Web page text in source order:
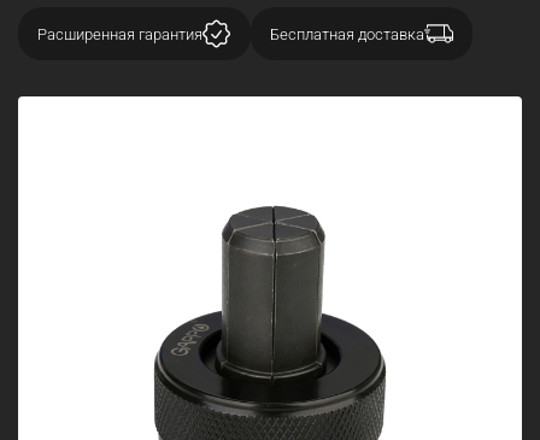
Расширенная гарантия Бесплатная доставка